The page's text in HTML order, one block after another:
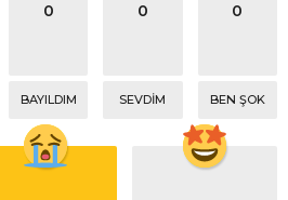
0
BAYILDIM
0
SEVDIM
0
BEN ŞOK